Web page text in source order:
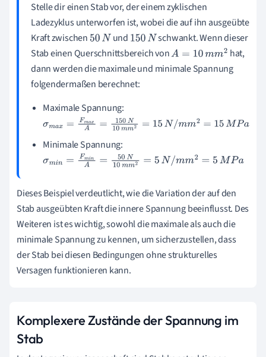
Stelle dir einen Stab vor, der einem zyklischen
Ladezyklus unterworfen ist, wobei die auf ihn ausgeübte
Kraft zwischen 50N und 150N schwankt. Wenn dieser
Stab einen Querschnittsbereich vonA= 10 mm2
hat,
dann werden die maximale und minimale Spannung
folgendermaßen berechnet:
Maximale Spannung:
σmax =FmaxA= 150N10mm2= 15N/mm2=15M Pa
Minimale Spannung:
σmin =FminA= 50N10mm2 =5N/mm2=5MP a
Dieses Beispiel verdeutlicht, wie die Variation der auf den
Stab ausgeübten Kraft die innere Spannung beeinflusst. Des
Weiteren ist es wichtig, sowohl die maximale als auch die
minimale Spannung zu kennen, um sicherzustellen, dass
der Stab bei diesen Bedingungen ohne strukturelles
Versagen funktionieren kann.
Komplexere Zustände der Spannung im
Stab